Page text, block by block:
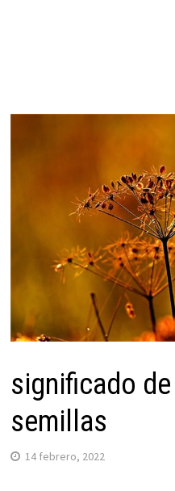
significado
semillas
14 febrero, 2022